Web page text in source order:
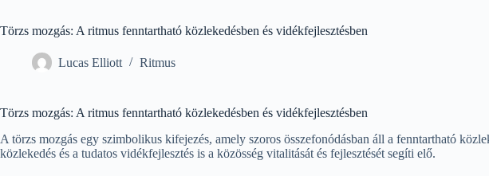
Törzs mozgás: A ritmus fenntartható közlekedésben és vidékfejlesztésben
Lucas Elliott Ritmus
Törzs mozgás: A ritmus fenntartható közlekedésben és vidékfejlesztésben
A törzs mozgás egy szimbolikus kifejezés, amely szoros összefonódásban áll a fenntartható
közlekedés és a tudatos vidékfejlesztés is a közösség vitalitását és fejlesztését segíti elő.